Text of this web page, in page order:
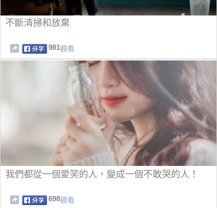
不斷清掃和放棄
981觀看
我們都從一個愛笑的人，變成一個不敢哭的人！
698觀看